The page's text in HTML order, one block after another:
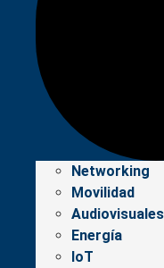
Networking
Movilidad
Audiovisuales
Energía
IoT